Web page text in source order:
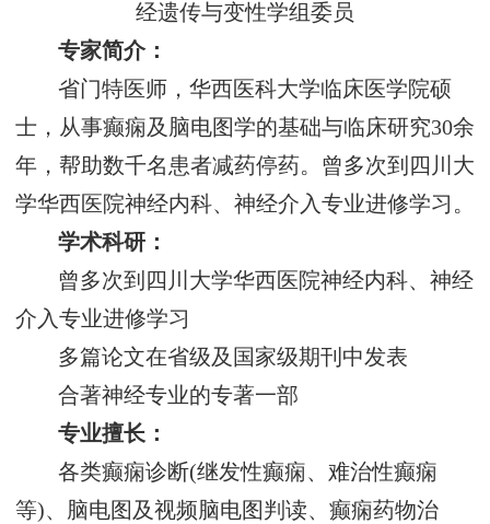
经遗传与变性学组委员
专家简介：
省门特医师，华西医科大学临床医学院硕
士，从事癫痫及脑电图学的基础与临床研究30余
年，帮助数千名患者减药停药。曾多次到四川大
学华西医院神经内科、神经介入专业进修学习。
学术科研：
曾多次到四川大学华西医院神经内科、神经
介入专业进修学习
多篇论文在省级及国家级期刊中发表
合著神经专业的专著一部
专业擅长：
各类癫痫诊断(继发性癫痫、难治性癫痫
等)、脑电图及视频脑电图判读、癫痫药物治